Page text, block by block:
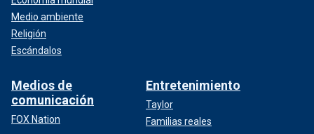
Medio ambiente
Religión
Escándalos
Medios de
comunicación
FOX Nation
Entretenimiento
Taylor
Familias reales